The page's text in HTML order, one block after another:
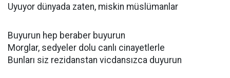
Uyuyor dünyada zaten, miskin müslümanlar
Buyurun hep beraber buyurun
Morglar, sedyeler dolu canlı cinayetlerle
Bunları siz rezidanstan vicdansızca duyurun